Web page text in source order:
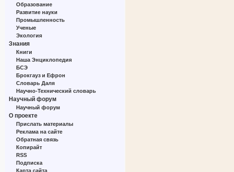
Образование
Развитие науки
Промышленность
Ученые
Экология
Знания
Книги
Наша Энциклопедия
БСЭ
Брокгауз и Ефрон
Словарь Даля
Научно-Технический словарь
Научный форум
Научный форум
О проекте
Прислать материалы
Реклама на сайте
Обратная связь
Копирайт
RSS
Подписка
Карта сайта